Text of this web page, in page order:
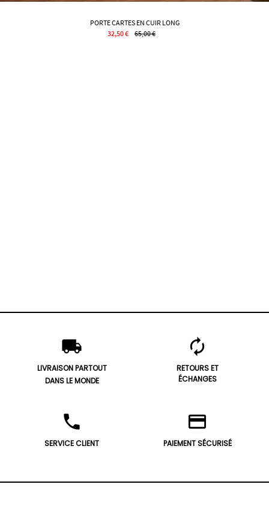
PORTE CARTES EN CUIR LONG
32,50 €
65,00 €
local_shipping
LIVRAISON PARTOUT
DANS LE MONDE
autorenew
RETOURS ET
ÉCHANGES
phone
SERVICE CLIENT
credit_card
PAIEMENT SÉCURISÉ